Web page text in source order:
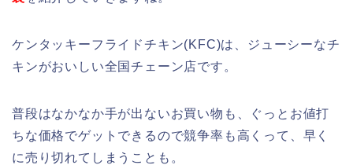
ケンタッキーフライドチキン(KFC)は、ジューシーなチ
キンがおいしい全国チェーン店です。
普段はなかなか手が出ないお買い物も、ぐっとお値打
ちな価格でゲットできるので競争率も高くって、早く
に売り切れてしまうことも。